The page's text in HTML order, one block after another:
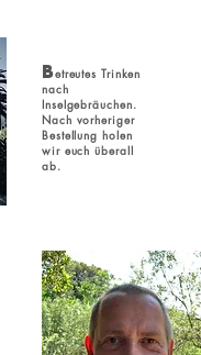
Betreutes Trinken
nach
Inselgebräuchen.
Nach vorheriger
Bestellung holen
wir euch überall
ab.